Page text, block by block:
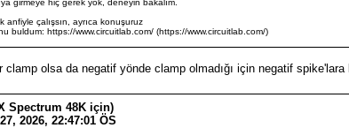
girmeye hiç gerek yok, deneyin bakalım.
anfiyle çalışsın, ayrıca konuşuruz
buldum: https://www.circuitlab.com/ (https://www.circuitlab.com/)
olsa da negatif yönde clamp olmadığı için negatif spike'lara
Spectrum 48K için)
2026, 22:47:01 ÖS